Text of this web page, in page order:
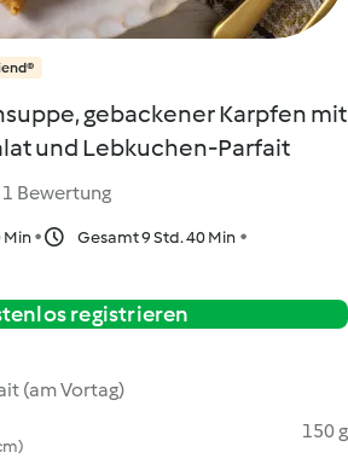
gebackener Karpfen mit
und Lebkuchen-Parfait
1 Bewertung
Min
Gesamt 9 Std. 40 Min
registrieren
(am Vortag)
150 g